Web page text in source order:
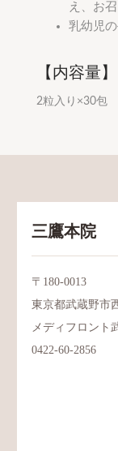
え、お
乳幼児
【内容量】
2粒入り×30包
三鷹本院
〒180-0013
東京都武蔵野市
メディフロント
0422-60-2856